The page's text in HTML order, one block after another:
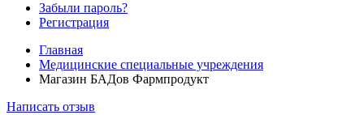
Забыли пароль?
Регистрация
Главная
Медицинские специальные учреждения
Магазин БАДов Фармпродукт
Написать отзыв